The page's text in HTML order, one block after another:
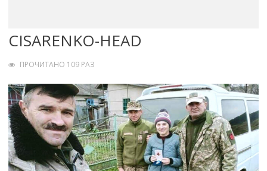
CISARENKO-HEAD
ПРОЧИТАНО 109 РАЗ